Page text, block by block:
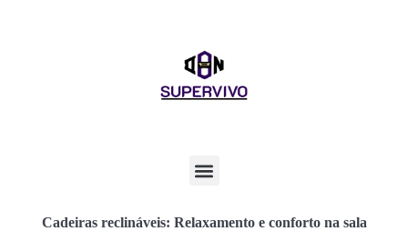
Cadeiras reclináveis: Relaxamento e conforto na sala